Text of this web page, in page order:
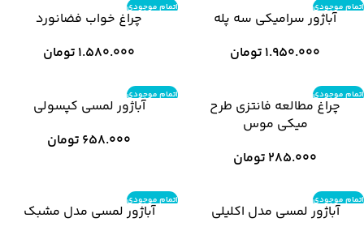
اتمام موجودی
آباژور سرامیکی سه پله
1.950.000 تومان
اتمام موجودی
چراغ خواب فضانورد
1.580.000 تومان
اتمام موجودی
چراغ مطالعه فانتزی طرح
میکی موس
285.000 تومان
اتمام موجودی
آباژور لمسی کپسولی
658.000 تومان
اتمام موجودی
آباژور لمسی مدل اکلیلی
اتمام موجودی
آباژور لمسی مدل مشبک